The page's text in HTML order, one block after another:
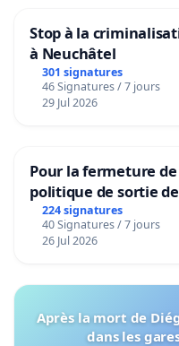
Stop à la
à Neuchâtel
301 signatures
46 Signatures / 7 jours
29 Jul 2026
Pour la fermeture
politique de sortie
224 signatures
40 Signatures / 7 jours
26 Jul 2026
Après la mort de
dans les